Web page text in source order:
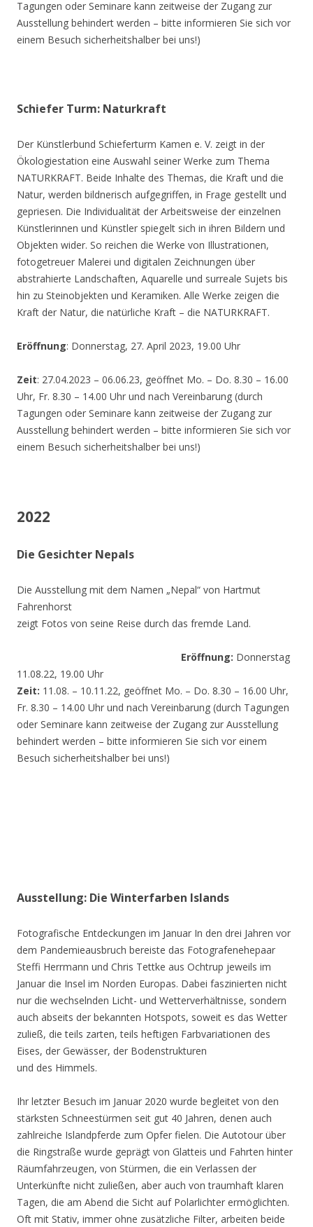
Tagungen oder Seminare kann zeitweise der Zugang zur
Ausstellung behindert werden – bitte informieren Sie sich vor
einem Besuch sicherheitshalber bei uns!)
Schiefer Turm: Naturkraft
Der Künstlerbund Schieferturm Kamen e. V. zeigt in der
Ökologiestation eine Auswahl seiner Werke zum Thema
NATURKRAFT. Beide Inhalte des Themas, die Kraft und die
Natur, werden bildnerisch aufgegriffen, in Frage gestellt und
gepriesen. Die Individualität der Arbeitsweise der einzelnen
Künstlerinnen und Künstler spiegelt sich in ihren Bildern und
Objekten wider. So reichen die Werke von Illustrationen,
fotogetreuer Malerei und digitalen Zeichnungen über
abstrahierte Landschaften, Aquarelle und surreale Sujets bis
hin zu Steinobjekten und Keramiken. Alle Werke zeigen die
Kraft der Natur, die natürliche Kraft – die NATURKRAFT.
Eröffnung: Donnerstag, 27. April 2023, 19.00 Uhr
Zeit: 27.04.2023 – 06.06.23, geöffnet Mo. – Do. 8.30 – 16.00
Uhr, Fr. 8.30 – 14.00 Uhr und nach Vereinbarung (durch
Tagungen oder Seminare kann zeitweise der Zugang zur
Ausstellung behindert werden – bitte informieren Sie sich vor
einem Besuch sicherheitshalber bei uns!)
2022
Die Gesichter Nepals
Die Ausstellung mit dem Namen „Nepal“ von Hartmut
Fahrenhorst
zeigt Fotos von seine Reise durch das fremde Land.
Eröffnung: Donnerstag
11.08.22, 19.00 Uhr
Zeit: 11.08. – 10.11.22, geöffnet Mo. – Do. 8.30 – 16.00 Uhr,
Fr. 8.30 – 14.00 Uhr und nach Vereinbarung (durch Tagungen
oder Seminare kann zeitweise der Zugang zur Ausstellung
behindert werden – bitte informieren Sie sich vor einem
Besuch sicherheitshalber bei uns!)
Ausstellung: Die Winterfarben Islands
Fotografische Entdeckungen im Januar In den drei Jahren vor
dem Pandemieausbruch bereiste das Fotografenehepaar
Steffi Herrmann und Chris Tettke aus Ochtrup jeweils im
Januar die Insel im Norden Europas. Dabei faszinierten nicht
nur die wechselnden Licht- und Wetterverhältnisse, sondern
auch abseits der bekannten Hotspots, soweit es das Wetter
zuließ, die teils zarten, teils heftigen Farbvariationen des
Eises, der Gewässer, der Bodenstrukturen
und des Himmels.
Ihr letzter Besuch im Januar 2020 wurde begleitet von den
stärksten Schneestürmen seit gut 40 Jahren, denen auch
zahlreiche Islandpferde zum Opfer fielen. Die Autotour über
die Ringstraße wurde geprägt von Glatteis und Fahrten hinter
Räumfahrzeugen, von Stürmen, die ein Verlassen der
Unterkünfte nicht zuließen, aber auch von traumhaft klaren
Tagen, die am Abend die Sicht auf Polarlichter ermöglichten.
Oft mit Stativ, immer ohne zusätzliche Filter, arbeiten beide